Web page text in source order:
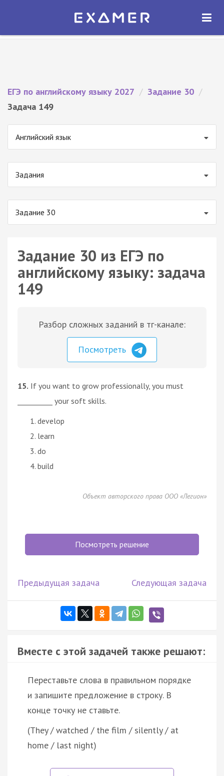
Экзамер — ЕГЭ 2027
ОТКРЫТЬ
ЕГЭ по английскому языку 2027 / Задание 30 /
Задача 149
Английский язык
Задания
Задание 30
Задание 30 из ЕГЭ по
английскому языку: задача
149
Разбор сложных заданий в тг-канале:
Посмотреть
15. If you want to grow professionally, you must
__________ your soft skills.
develop
learn
do
build
Объект авторского права ООО «Легион»
Посмотреть решение
Предыдущая задача Следующая задача
Вместе с этой задачей также решают:
Переставьте слова в правильном порядке
и запишите предложение в строку. В
конце точку не ставьте.
(They / watched / the film / silently / at
home / last night)